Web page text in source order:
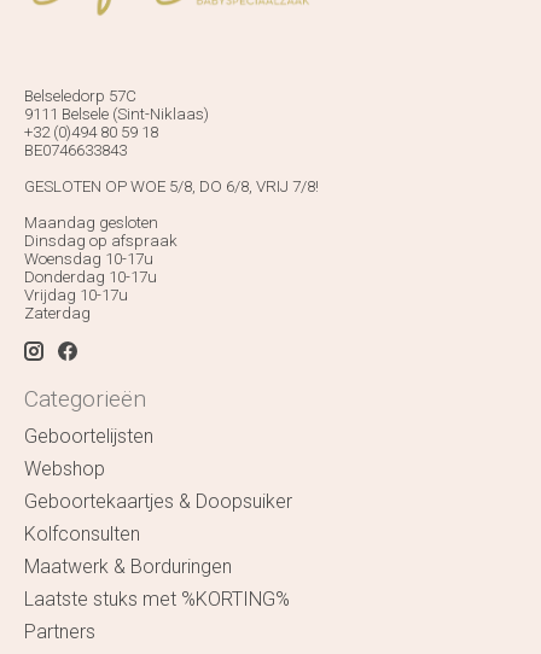
Belseledorp 57C
9111 Belsele (Sint-Niklaas)
+32 (0)494 80 59 18
BE0746633843
GESLOTEN OP WOE 5/8, DO 6/8, VRIJ 7/8!
Maandag gesloten
Dinsdag op afspraak
Woensdag 10-17u
Donderdag 10-17u
Vrijdag 10-17u
Zaterdag
Categorieën
Geboortelijsten
Webshop
Geboortekaartjes & Doopsuiker
Kolfconsulten
Maatwerk & Borduringen
Laatste stuks met %KORTING%
Partners